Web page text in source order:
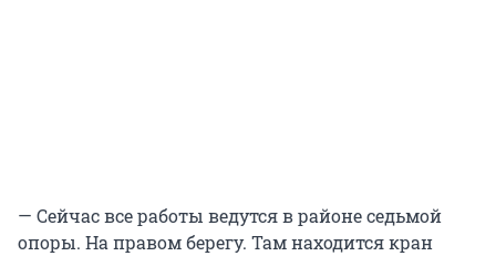
— Сейчас все работы ведутся в районе седьмой
опоры. На правом берегу. Там находится кран